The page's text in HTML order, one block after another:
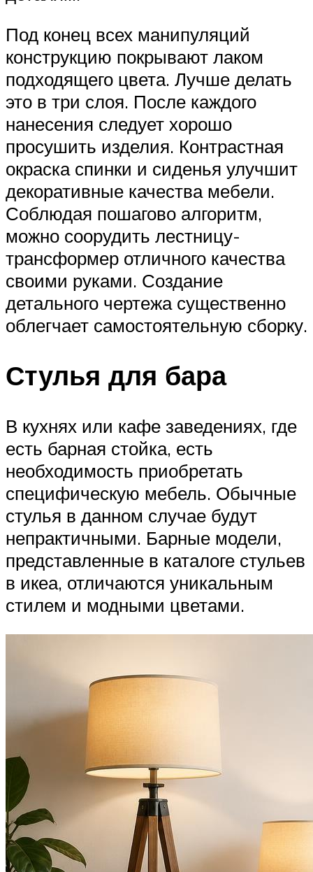
Под конец всех манипуляций
конструкцию покрывают лаком
подходящего цвета. Лучше делать
это в три слоя. После каждого
нанесения следует хорошо
просушить изделия. Контрастная
окраска спинки и сиденья улучшит
декоративные качества мебели.
Соблюдая пошагово алгоритм,
можно соорудить лестницу-
трансформер отличного качества
своими руками. Создание
детального чертежа существенно
облегчает самостоятельную сборку.
Стулья для бара
В кухнях или кафе заведениях, где
есть барная стойка, есть
необходимость приобретать
специфическую мебель. Обычные
стулья в данном случае будут
непрактичными. Барные модели,
представленные в каталоге стульев
в икеа, отличаются уникальным
стилем и модными цветами.